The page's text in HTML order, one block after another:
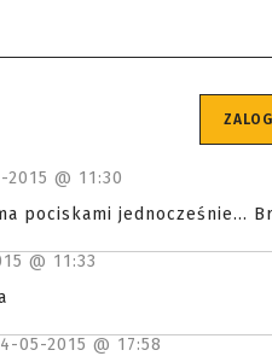
2015 @ 11:30
pociskami jednocześnie...
@ 11:33
05-2015 @ 17:58